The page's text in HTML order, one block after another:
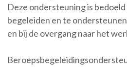
Deze ondersteuning is
begeleiden en te
en bij de overgang naar het